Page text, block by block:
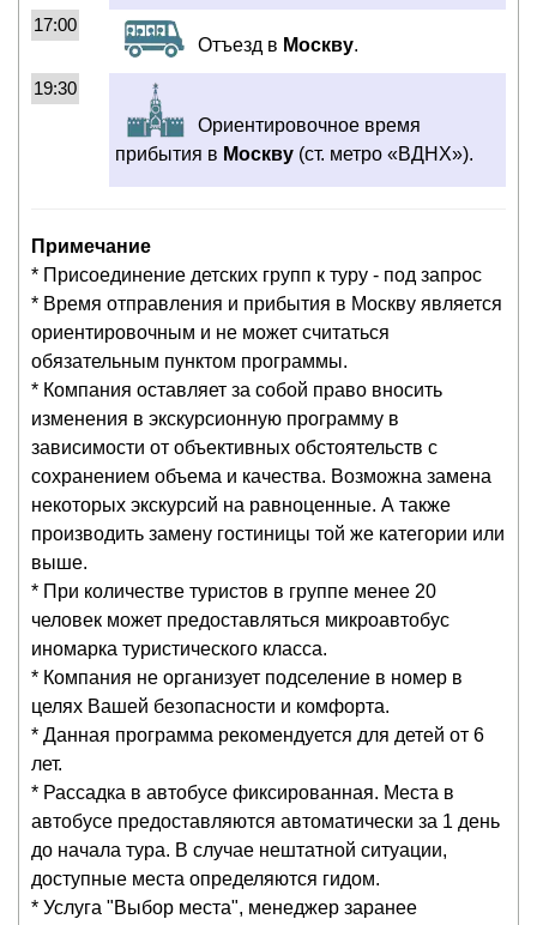
17:00
Отъезд в Москву.
19:30
Ориентировочное время
прибытия в Москву (ст. метро «ВДНХ»).
Примечание
* Присоединение детских групп к туру - под запрос
* Время отправления и прибытия в Москву является
ориентировочным и не может считаться
обязательным пунктом программы.
* Компания оставляет за собой право вносить
изменения в экскурсионную программу в
зависимости от объективных обстоятельств с
сохранением объема и качества. Возможна замена
некоторых экскурсий на равноценные. А также
производить замену гостиницы той же категории или
выше.
* При количестве туристов в группе менее 20
человек может предоставляться микроавтобус
иномарка туристического класса.
* Компания не организует подселение в номер в
целях Вашей безопасности и комфорта.
* Данная программа рекомендуется для детей от 6
лет.
* Рассадка в автобусе фиксированная. Места в
автобусе предоставляются автоматически за 1 день
до начала тура. В случае нештатной ситуации,
доступные места определяются гидом.
* Услуга "Выбор места", менеджер заранее